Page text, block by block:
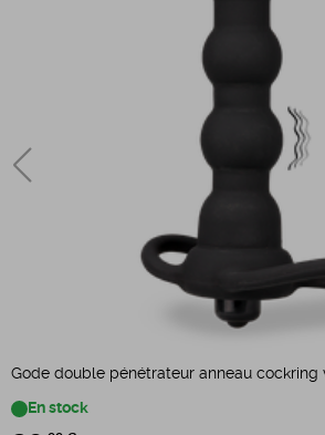
Gode double pénétrateur anneau cockring
En stock